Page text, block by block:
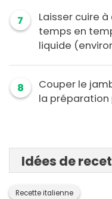
7
Laisser cuire
temps en
liquide
8
Couper le
la
Idées de
Recette italienne